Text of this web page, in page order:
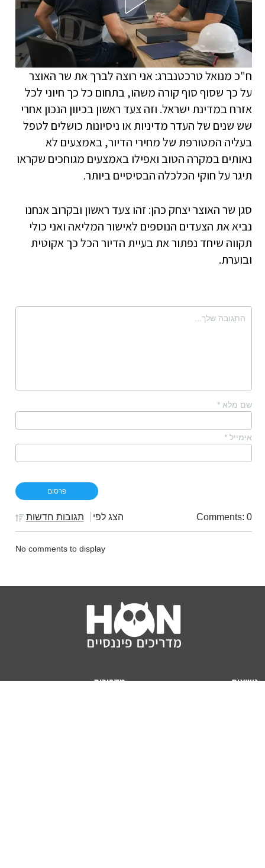
ח"כ מנואל טרכטנברג: אני רוצה לברך את שר האוצר
על כך שסוף סוף קורה משהו, בתחום כל כך חיוני לכל
אזרח במדינת ישראל. וזה צעד ראשון בכיוון הנכון אחרי
שש שנים של העדר מדיניות או ניסיונות כושלים לטפל
בעליה המטורפת של מחירי הדיור, באמצעים לא
נאותים במקרה הטוב ואפילו באמצעים מגוחכים שקראו
תיגר על חוקי הכלכלה הבסיסיים ביותר.
סגן שר האוצר יצחק כהן: זהו צעד ראשון ובקרוב אנחנו
נביא את הצעדים הנוספים לאישור המליאה ואני כולי
תקווה שיחד נפתור את בעיית הדיור הכל כך אקוטית
ובוערת.
שם מלא *
אימייל *
Comments: 0 הצג לפי תגובות חדשות
No comments to display
נושאים
מדריכים